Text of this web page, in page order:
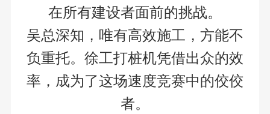
在所有建设者面前的挑战。
吴总深知，唯有高效施工，方能不
负重托。徐工打桩机凭借出众的效
率，成为了这场速度竞赛中的佼佼
者。